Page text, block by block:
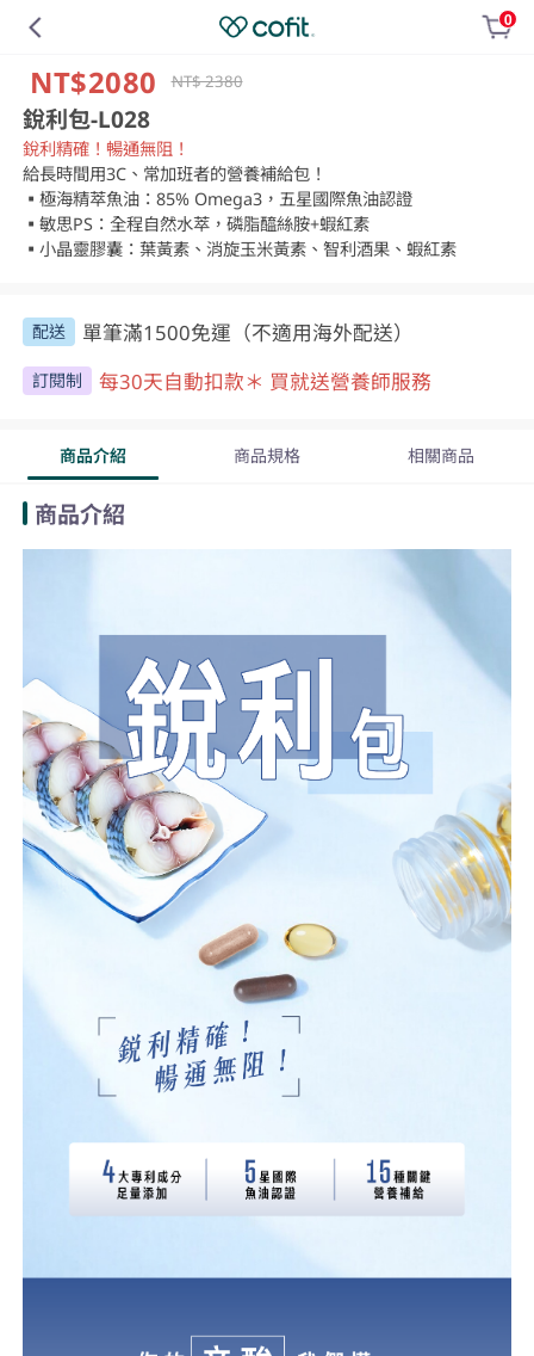
0
NT$2080 NT$ 2380
銳利包-L028
銳利精確！暢通無阻！
給長時間用3C、常加班者的營養補給包！
▪️極海精萃魚油：85% Omega3，五星國際魚油認證
▪️敏思PS：全程自然水萃，磷脂醯絲胺+蝦紅素
▪️小晶靈膠囊：葉黃素、消旋玉米黃素、智利酒果、蝦紅素
配送 單筆滿1500免運（不適用海外配送）
訂閱制 每30天自動扣款＊ 買就送營養師服務
商品介紹 商品規格 相關商品
商品介紹